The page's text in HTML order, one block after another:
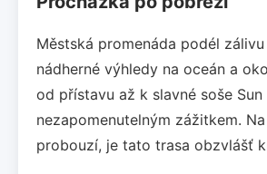
Městská promenáda podél
nádherné výhledy na oceán a
od přístavu až k slavné soše
nezapomenutelným zážitkem.
probouzí, je tato trasa obzvlášť